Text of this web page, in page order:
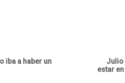
iba a haber un
Julio
estar